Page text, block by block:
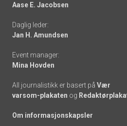
-
links
Aase E. Jacobsen
Daglig leder:
Jan H. Amundsen
Event manager:
Mina Hovden
All journalistikk er basert på Vær
varsom-plakaten og
Om informasjonskapsler